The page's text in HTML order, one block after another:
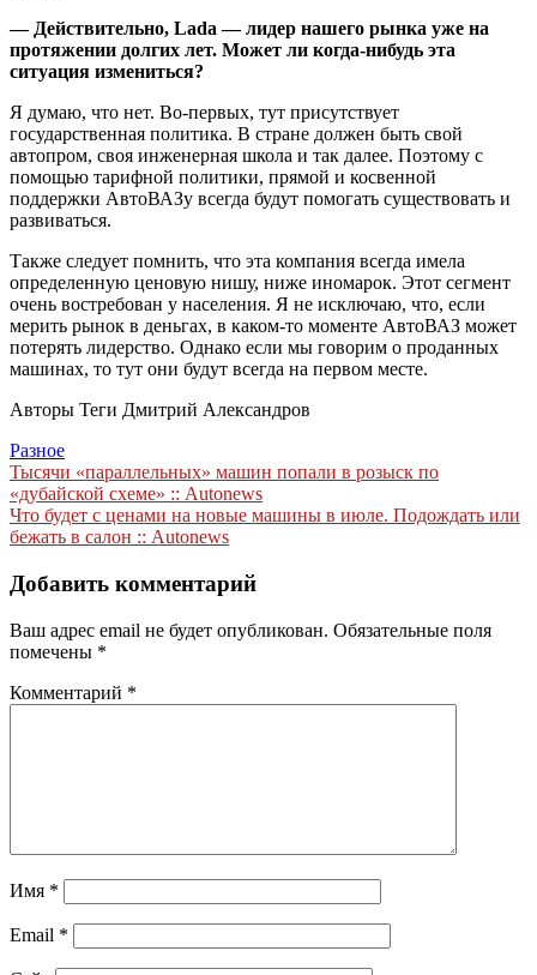
— Действительно, Lada — лидер нашего рынка уже на
протяжении долгих лет. Может ли когда-нибудь эта
ситуация измениться?
Я думаю, что нет. Во-первых, тут присутствует
государственная политика. В стране должен быть свой
автопром, своя инженерная школа и так далее. Поэтому с
помощью тарифной политики, прямой и косвенной
поддержки АвтоВАЗу всегда будут помогать существовать и
развиваться.
Также следует помнить, что эта компания всегда имела
определенную ценовую нишу, ниже иномарок. Этот сегмент
очень востребован у населения. Я не исключаю, что, если
мерить рынок в деньгах, в каком-то моменте АвтоВАЗ может
потерять лидерство. Однако если мы говорим о проданных
машинах, то тут они будут всегда на первом месте.
Авторы Теги Дмитрий Александров
Разное
Навигация
по
записям
Тысячи «параллельных» машин попали в розыск по
«дубайской схеме» :: Autonews
Что будет с ценами на новые машины в июле. Подождать или
бежать в салон :: Autonews
Добавить комментарий
Ваш адрес email не будет опубликован. Обязательные поля
помечены *
Комментарий *
Имя *
Email *